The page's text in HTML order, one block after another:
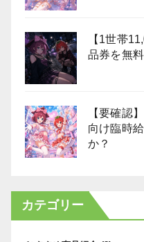
【1世帯
品券を無
【要確認
向け臨時
か？
カテゴリー